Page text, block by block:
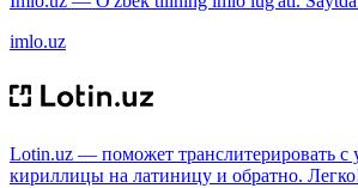
imlo.uz
Lotin.uz — поможет транслитерировать с
кириллицы на латиницу и обратно.